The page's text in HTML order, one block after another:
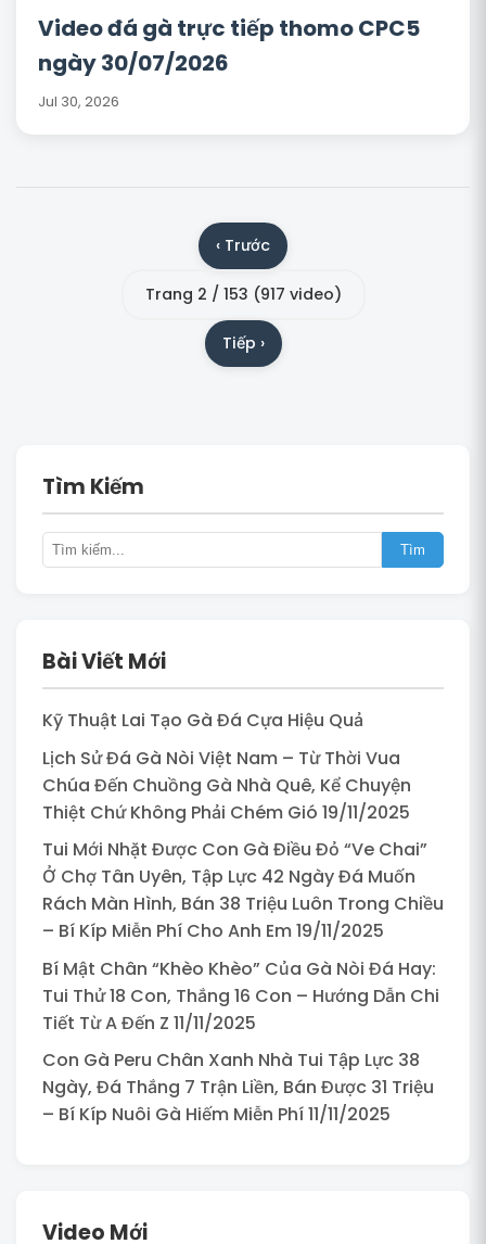
Video đá gà trực tiếp thomo CPC5
ngày 30/07/2026
Jul 30, 2026
‹ Trước
Trang 2 / 153 (917 video)
Tiếp ›
Tìm Kiếm
Tìm
Bài Viết Mới
Kỹ Thuật Lai Tạo Gà Đá Cựa Hiệu Quả
Lịch Sử Đá Gà Nòi Việt Nam – Từ Thời Vua
Chúa Đến Chuồng Gà Nhà Quê, Kể Chuyện
Thiệt Chứ Không Phải Chém Gió 19/11/2025
Tui Mới Nhặt Được Con Gà Điều Đỏ “Ve Chai”
Ở Chợ Tân Uyên, Tập Lực 42 Ngày Đá Muốn
Rách Màn Hình, Bán 38 Triệu Luôn Trong Chiều
– Bí Kíp Miễn Phí Cho Anh Em 19/11/2025
Bí Mật Chân “Khèo Khèo” Của Gà Nòi Đá Hay:
Tui Thử 18 Con, Thắng 16 Con – Hướng Dẫn Chi
Tiết Từ A Đến Z 11/11/2025
Con Gà Peru Chân Xanh Nhà Tui Tập Lực 38
Ngày, Đá Thắng 7 Trận Liền, Bán Được 31 Triệu
– Bí Kíp Nuôi Gà Hiếm Miễn Phí 11/11/2025
Video Mới